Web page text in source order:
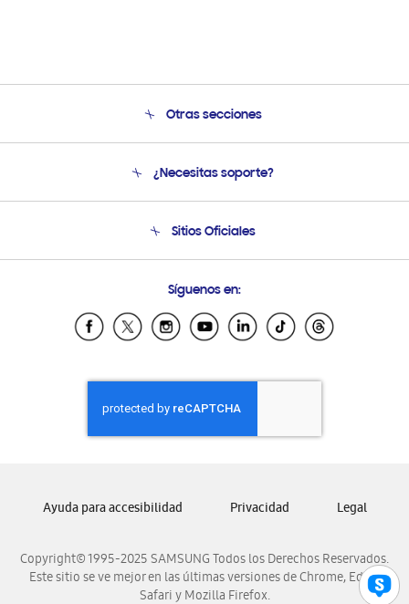
Otras secciones
Soporte
Condiciones de Compra
¿Necesitas soporte?
Soporte vía eMail
Sitios Oficiales
Samsung Ecuador
Samsung El Salvador
Samsung Honduras
Samsung Nicaragua
Samsung Panamá
Samsung Venezuela
Síguenos en:
Copyright© 1995-2025 SAMSUNG Todos los Derechos Reservados.
Este sitio se ve mejor en las últimas versiones de Chrome, Edge,
Safari y Mozilla Firefox.
Ayuda para accesibilidad Privacidad Legal